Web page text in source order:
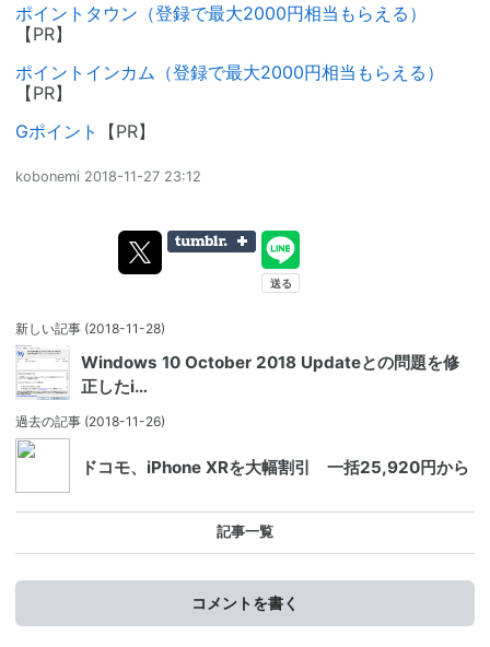
ポイントタウン（登録で最大2000円相当もらえる）
【PR】
ポイントインカム（登録で最大2000円相当もらえる）
【PR】
Gポイント
【PR】
kobonemi 2018-11-27 23:12
新しい記事 (2018-11-28)
Windows 10 October 2018 Updateとの問題を修
正したi…
過去の記事 (2018-11-26)
ドコモ、iPhone XRを大幅割引 一括25,920円から
記事一覧
コメントを書く